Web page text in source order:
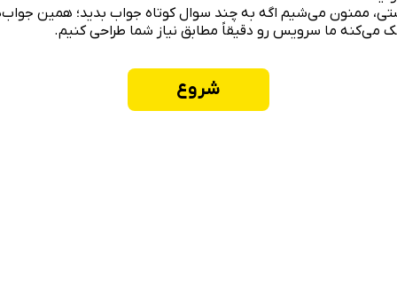
ممنون می‌شیم اگه به چند سوال کوتاه جواب بدید؛ همین
می‌کنه ما سرویس رو دقیقاً مطابق نیاز شما طراحی کنیم.
شروع